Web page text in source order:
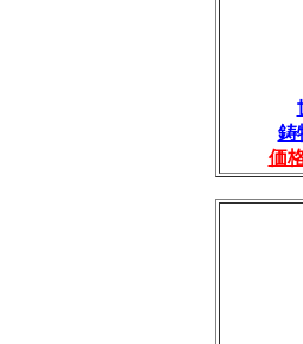
鋳
価